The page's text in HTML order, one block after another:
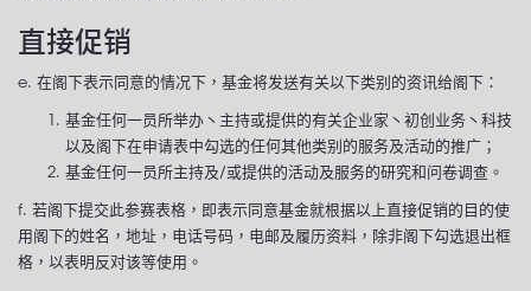
直接促销
e. 在阁下表示同意的情况下，基金将发送有关以下类别的资讯给阁下：
基金任何一员所举办丶主持或提供的有关企业家丶初创业务丶科技
以及阁下在申请表中勾选的任何其他类别的服务及活动的推广；
基金任何一员所主持及/或提供的活动及服务的研究和问卷调查。
f. 若阁下提交此参赛表格，即表示同意基金就根据以上直接促销的目的使
用阁下的姓名，地址，电话号码，电邮及履历资料，除非阁下勾选退出框
格，以表明反对该等使用。